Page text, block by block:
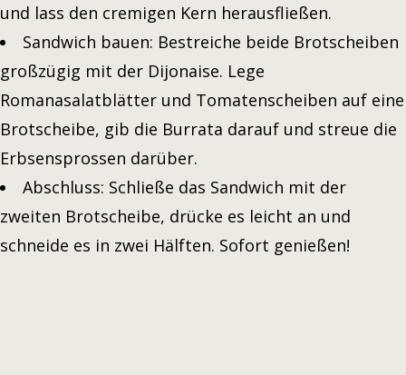
und lass den cremigen Kern herausfließen.
Sandwich bauen: Bestreiche beide Brotscheiben
großzügig mit der Dijonaise. Lege
Romanasalatblätter und Tomatenscheiben auf eine
Brotscheibe, gib die Burrata darauf und streue die
Erbsensprossen darüber.
Abschluss: Schließe das Sandwich mit der
zweiten Brotscheibe, drücke es leicht an und
schneide es in zwei Hälften. Sofort genießen!